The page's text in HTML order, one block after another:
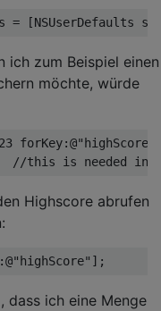
= [NSUserDefaults
ich zum Beispiel einen
möchte, würde
forKey:@"highScore"
//this is needed in
Highscore abrufen
"highScore"
dass ich eine Menge